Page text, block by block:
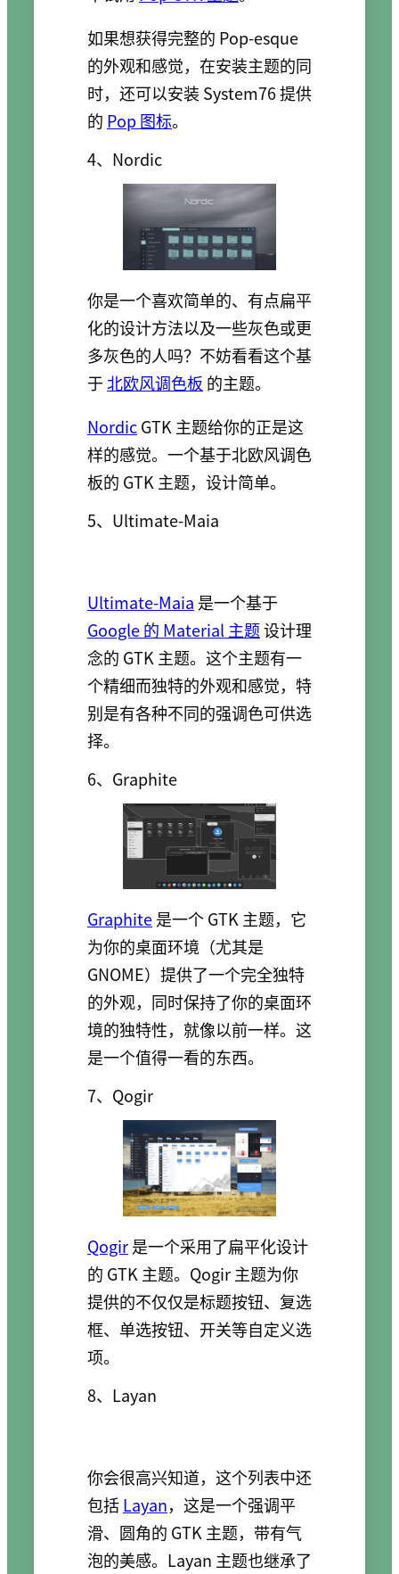
如果想获得完整的 Pop-esque
的外观和感觉，在安装主题的同
时，还可以安装 System76 提供
的 Pop 图标。
4、Nordic
你是一个喜欢简单的、有点扁平
化的设计方法以及一些灰色或更
多灰色的人吗？不妨看看这个基
于北欧风调色板 的主题。
NordicGTK 主题给你的正是这
样的感觉。一个基于北欧风调色
板的 GTK 主题，设计简单。
5、Ultimate-Maia
Ultimate-Maia 是一个基于
Google 的 Material 主题设计理
念的 GTK 主题。这个主题有一
个精细而独特的外观和感觉，特
别是有各种不同的强调色可供选
择。
6、Graphite
Graphite是一个 GTK 主题，它
为你的桌面环境（尤其是
GNOME）提供了一个完全独特
的外观，同时保持了你的桌面环
境的独特性，就像以前一样。这
是一个值得一看的东西。
7、Qogir
Qogir是一个采用了扁平化设计
的 GTK 主题。Qogir 主题为你
提供的不仅仅是标题按钮、复选
框、单选按钮、开关等自定义选
项。
8、Layan
你会很高兴知道，这个列表中还
包括Layan，这是一个强调平
滑、圆角的 GTK 主题，带有气
泡的美感。Layan 主题也继承了